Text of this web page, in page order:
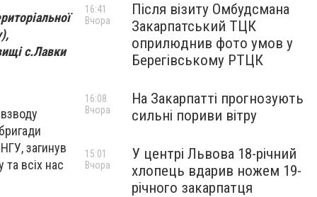
с.Лавки
загинув
всіх нас
Після візиту Омбудсмана
Закарпатський ТЦК
оприлюднив фото умов у
Берегівському РТЦК
16:41
Вчора
На Закарпатті прогнозують
сильні пориви вітру
16:08
Вчора
У центрі Львова 18-річний
хлопець вдарив ножем 19-
річного закарпатця
15:01
Вчора